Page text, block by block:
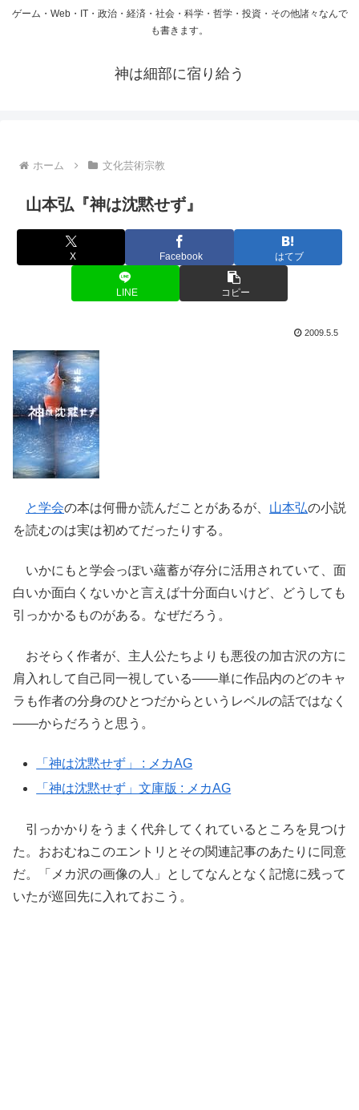
ゲーム・Web・IT・政治・経済・社会・科学・哲学・投資・その他諸々なんで
も書きます。
神は細部に宿り給う
ホーム 文化芸術宗教
山本弘『神は沈黙せず』
X Facebook はてブ
LINE コピー
2009.5.5
と学会の本は何冊か読んだことがあるが、 山本弘の小説
を読むのは実は初めてだったりする。
いかにもと学会っぽい蘊蓄が存分に活用されていて、面
白いか面白くないかと言えば十分面白いけど、どうしても
引っかかるものがある。なぜだろう。
おそらく作者が、主人公たちよりも悪役の加古沢の方に
肩入れして自己同一視している――単に作品内のどのキャ
ラも作者の分身のひとつだからというレベルの話ではなく
――からだろうと思う。
「神は沈黙せず」 : メカAG
「神は沈黙せず」文庫版 : メカAG
引っかかりをうまく代弁してくれているところを見つけ
た。おおむねこのエントリとその関連記事のあたりに同意
だ。「メカ沢の画像の人」としてなんとなく記憶に残って
いたが巡回先に入れておこう。